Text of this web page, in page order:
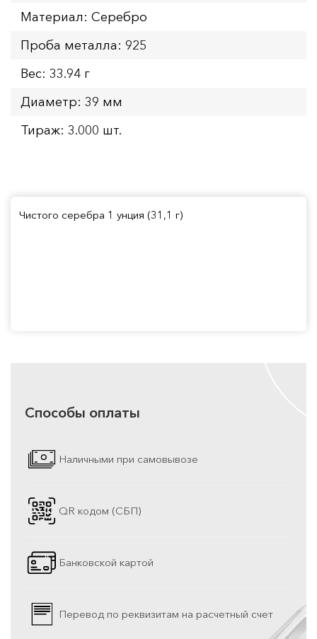
Материал: Серебро
Проба металла: 925
Вес: 33.94 г
Диаметр: 39 мм
Тираж: 3.000 шт.
Чистого серебра 1 унция (31,1 г)
Способы оплаты
Наличными при самовывозе
QR кодом (СБП)
Банковской картой
Перевод по реквизитам на расчетный счет